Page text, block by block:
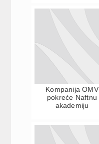
Kompanija OMV
pokreće Naftnu
akademiju